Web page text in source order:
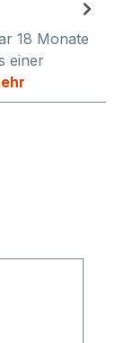
18 Monate
einer